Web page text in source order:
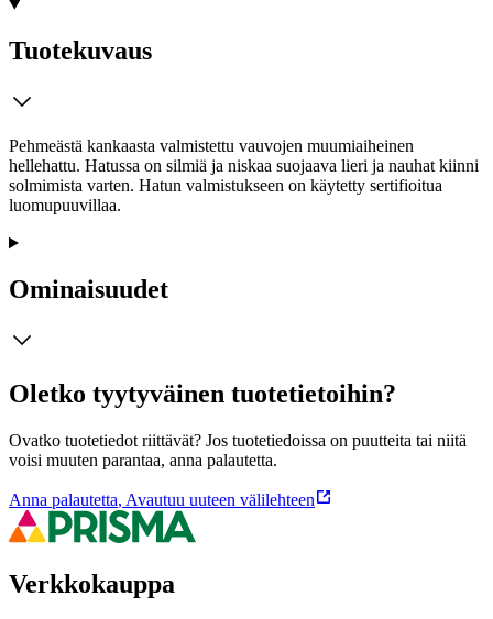
Tuotekuvaus
Pehmeästä kankaasta valmistettu vauvojen muumiaiheinen
hellehattu. Hatussa on silmiä ja niskaa suojaava lieri ja nauhat kiinni
solmimista varten. Hatun valmistukseen on käytetty sertifioitua
luomupuuvillaa.
Ominaisuudet
Oletko tyytyväinen tuotetietoihin?
Ovatko tuotetiedot riittävät? Jos tuotetiedoissa on puutteita tai niitä
voisi muuten parantaa, anna palautetta.
Anna palautetta, Avautuu uuteen välilehteen
Verkkokauppa